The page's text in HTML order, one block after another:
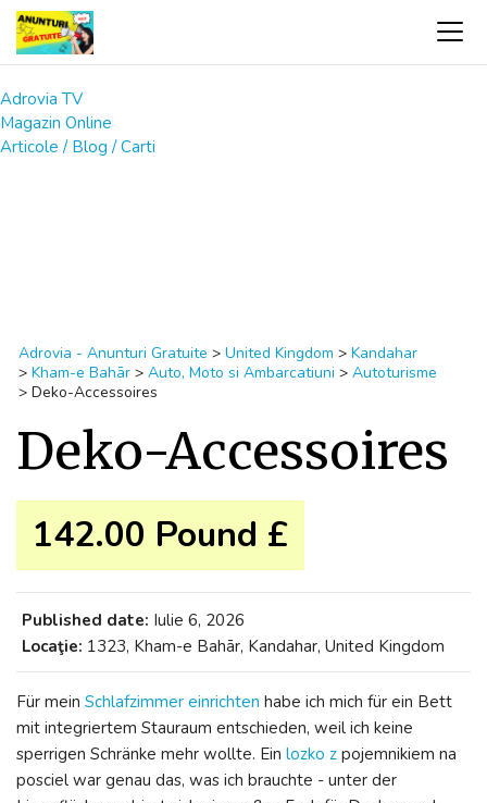
Adrovia TV
Magazin Online
Articole / Blog / Carti
Adrovia - Anunturi Gratuite > United Kingdom > Kandahar
> Kham-e Bahār > Auto, Moto si Ambarcatiuni > Autoturisme
> Deko-Accessoires
Deko-Accessoires
142.00 Pound £
Published date: Iulie 6, 2026
Locaţie: 1323, Kham-e Bahār, Kandahar, United Kingdom
Für mein Schlafzimmer einrichten habe ich mich für ein Bett
mit integriertem Stauraum entschieden, weil ich keine
sperrigen Schränke mehr wollte. Ein lozko z pojemnikiem na
posciel war genau das, was ich brauchte - unter der